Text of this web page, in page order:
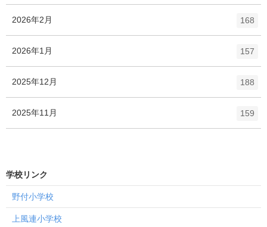
ー
ー
2026年2月
ー
数
168
2026年1月
リ
ー
数
157
2025年12月
ー
188
2025年11月 159
学校リンク
野付小学校
上風連小学校